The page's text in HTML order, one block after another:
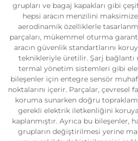
grupları ve bagaj kapakları gibi
hepsi aracın menzilini
aerodinamik özelliklerle
parçaları, mükemmel oturma
aracın güvenlik standartlarını
teknikleriyle üretilir. Şarj bağlantı
termal yönetim sistemleri gibi
bileşenler için entegre sensör
noktalarını içerir. Parçalar, çevresel
koruma sunarken doğru
gerekli elektrik iletkenliğini
kaplanmıştır. Ayrıca bu bileşenler,
grupların değiştirilmesi yerine